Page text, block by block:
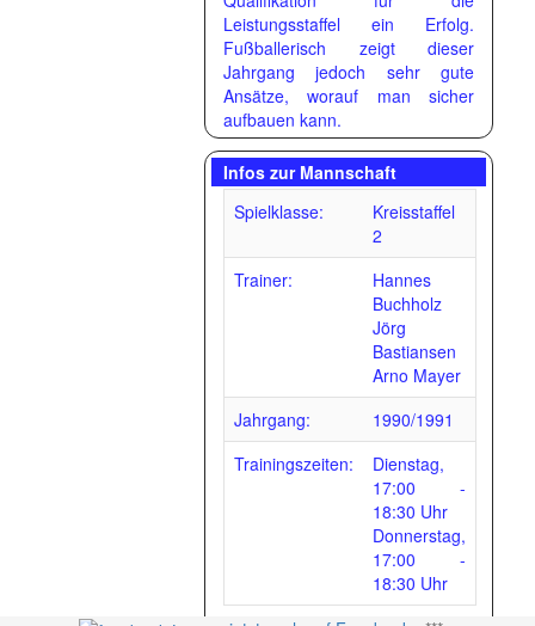
Leistungsstaffel ein Erfolg.
Fußballerisch zeigt dieser
Jahrgang jedoch sehr gute
Ansätze, worauf man sicher
aufbauen kann.
Infos zur Mannschaft
Spielklasse:
Kreisstaffel
2
Trainer:
Hannes
Buchholz
Jörg
Bastiansen
Arno Mayer
Jahrgang:
1990/1991
Trainingszeiten:
Dienstag,
17:00 -
18:30 Uhr
Donnerstag,
17:00 -
18:30 Uhr